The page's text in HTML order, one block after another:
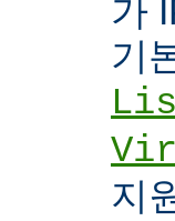
가
기
지